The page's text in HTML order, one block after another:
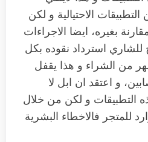
الاحتيالية و لكن
بغيره، ايضا الاجراءات
للشاري استرداد نقوده بكل
من الشراء و هذا يقفل
و اعتقد ان ابل لا
التطبيقات و لكن من خلال
للمتجر فالاخطاء البشرية